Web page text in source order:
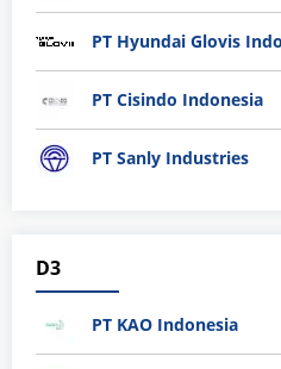
PT Hyundai Glovis
PT Cisindo Indonesia
PT Sanly Industries
D3
PT KAO Indonesia